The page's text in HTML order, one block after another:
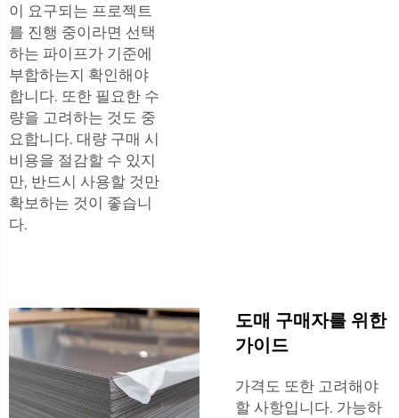
이 요구되는 프로젝트
를 진행 중이라면 선택
하는 파이프가 기준에
부합하는지 확인해야
합니다. 또한 필요한 수
량을 고려하는 것도 중
요합니다. 대량 구매 시
비용을 절감할 수 있지
만, 반드시 사용할 것만
확보하는 것이 좋습니
다.
도매 구매자를 위한
가이드
가격도 또한 고려해야
할 사항입니다. 가능하